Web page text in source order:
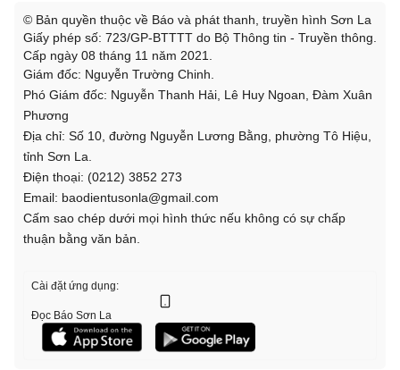
© Bản quyền thuộc về Báo và phát thanh, truyền hình Sơn La
Giấy phép số: 723/GP-BTTTT do Bộ Thông tin - Truyền thông.
Cấp ngày 08 tháng 11 năm 2021.
Giám đốc: Nguyễn Trường Chinh.
Phó Giám đốc: Nguyễn Thanh Hải, Lê Huy Ngoan, Đàm Xuân
Phương
Địa chỉ: Số 10, đường Nguyễn Lương Bằng, phường Tô Hiệu,
tỉnh Sơn La.
Điện thoại: (0212) 3852 273
Email: baodientusonla@gmail.com
Cấm sao chép dưới mọi hình thức nếu không có sự chấp
thuận bằng văn bản.
Cài đặt ứng dụng:
Đọc Báo Sơn La